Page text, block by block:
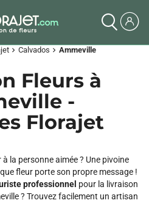
chevron_right Calvados chevron_right Ammeville
Fleurs à
-
Florajet
la personne aimée ? Une pivoine
fleur porte son propre message !
professionnel pour la livraison
? Trouvez facilement un artisan